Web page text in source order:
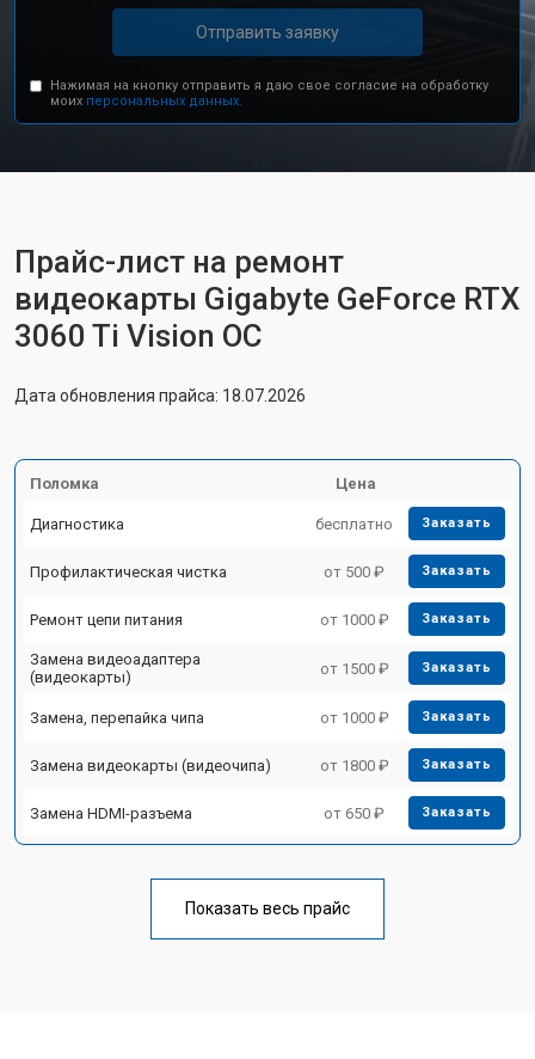
Отправить заявку
Нажимая на кнопку отправить я даю свое согласие на обработку
моих персональных данных.
Прайс-лист на ремонт
видеокарты Gigabyte GeForce RTX
3060 Ti Vision OC
Дата обновления прайса: 18.07.2026
Поломка Цена
Диагностика бесплатно Заказать
Профилактическая чистка от 500 ₽ Заказать
Ремонт цепи питания от 1000 ₽ Заказать
Замена видеоадаптера
(видеокарты)
от 1500 ₽ Заказать
Замена, перепайка чипа от 1000 ₽ Заказать
Замена видеокарты (видеочипа) от 1800 ₽ Заказать
Замена HDMI-разъема от 650 ₽ Заказать
Показать весь прайс